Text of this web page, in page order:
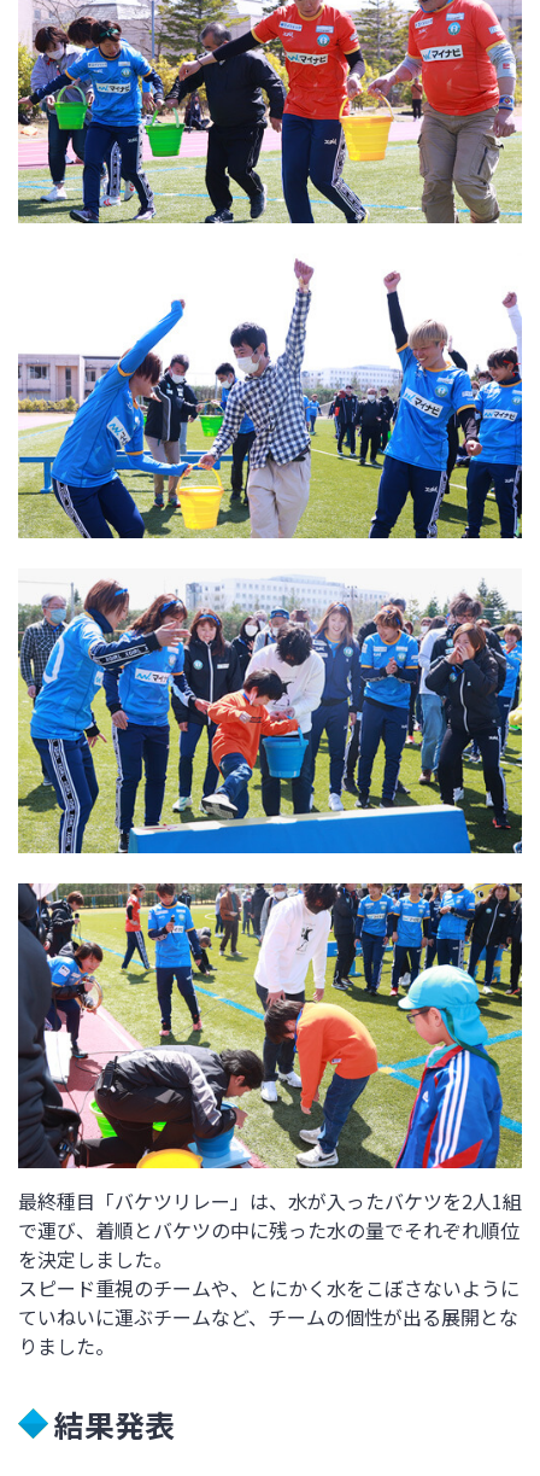
最終種目「バケツリレー」は、水が入ったバケツを2人1組
で運び、着順とバケツの中に残った水の量でそれぞれ順位
を決定しました。
スピード重視のチームや、とにかく水をこぼさないように
ていねいに運ぶチームなど、チームの個性が出る展開とな
りました。
結果発表